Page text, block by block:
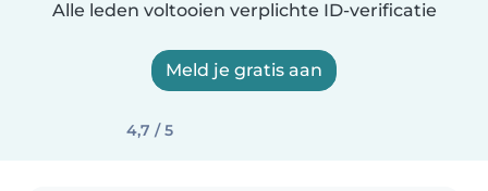
Alle leden voltooien verplichte ID-verificatie
Meld je gratis aan
4,7 / 5